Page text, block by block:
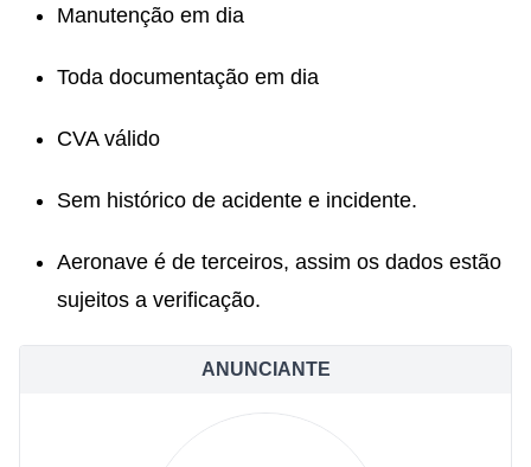
Manutenção em dia
Toda documentação em dia
CVA válido
Sem histórico de acidente e incidente.
Aeronave é de terceiros, assim os dados estão
sujeitos a verificação.
ANUNCIANTE